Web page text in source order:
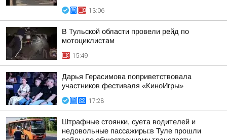
13:06
В Тульской области провели рейд по
мотоциклистам
15:49
Дарья Герасимова поприветствовала
участников фестиваля «КиноИгры»
17:28
Штрафные стоянки, суета водителей и
недовольные пассажиры:в Туле прошли